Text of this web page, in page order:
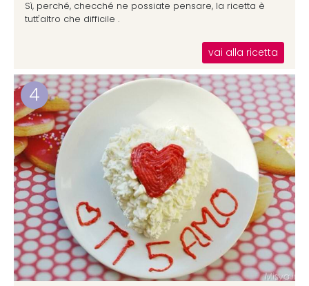
Sì, perché, checché ne possiate pensare, la ricetta è
tutt'altro che difficile .
vai alla ricetta
4